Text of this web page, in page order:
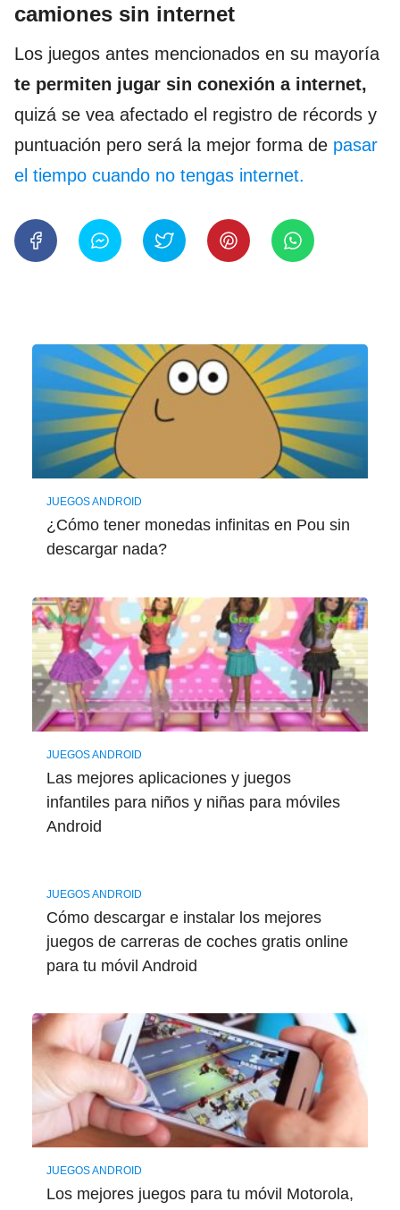
camiones sin internet
Los juegos antes mencionados en su mayoría
te permiten jugar sin conexión a internet,
quizá se vea afectado el registro de récords y
puntuación pero será la mejor forma de pasar
el tiempo cuando no tengas internet.
JUEGOS ANDROID
¿Cómo tener monedas infinitas en Pou sin
descargar nada?
JUEGOS ANDROID
Las mejores aplicaciones y juegos
infantiles para niños y niñas para móviles
Android
JUEGOS ANDROID
Cómo descargar e instalar los mejores
juegos de carreras de coches gratis online
para tu móvil Android
JUEGOS ANDROID
Los mejores juegos para tu móvil Motorola,